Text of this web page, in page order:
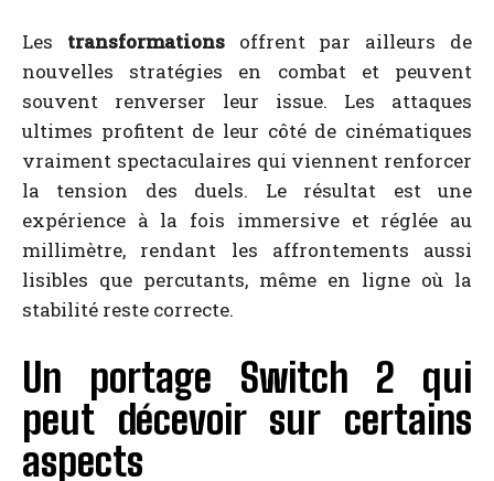
Les transformationsoffrent par ailleurs de
nouvelles stratégies en combat et peuvent
souvent renverser leur issue. Les attaques
ultimes profitent de leur côté de cinématiques
vraiment spectaculaires qui viennent renforcer
la tension des duels. Le résultat est une
expérience à la fois immersive et réglée au
millimètre, rendant les affrontements aussi
lisibles que percutants, même en ligne où la
stabilité reste correcte.
Un portage Switch 2 qui
peut décevoir sur certains
aspects